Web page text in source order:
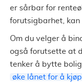
er sårbar for
forutsigbarhet,
Om du velger å
også forutsette at
tenker å bytte
øke lånet for å